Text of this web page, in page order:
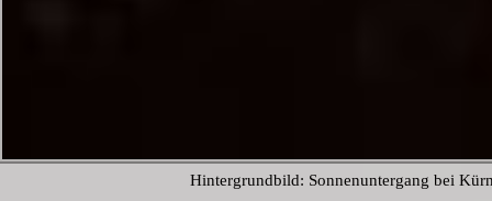
Hintergrundbild: Sonnenuntergang bei